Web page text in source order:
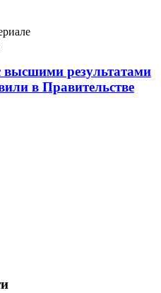
результатами
в Правительстве